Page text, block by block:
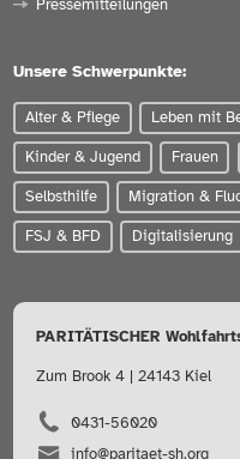
Pressemitteilungen
Unsere Schwerpunkte:
Alter & Pflege Leben mit
Kinder & Jugend Frauen
Selbsthilfe Migration &
FSJ & BFD Digitalisierung
PARITÄTISCHER
Zum Brook 4 | 24143 Kiel
0431-56020
info@paritaet-sh.org